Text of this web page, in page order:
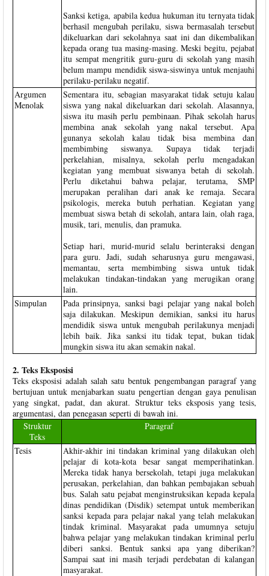
Sanksi ketiga, apabila kedua hukuman itu ternyata tidak
berhasil mengubah perilaku, siswa bermasalah tersebut
dikeluarkan dari sekolahnya saat ini dan dikembalikan
kepada orang tua masing-masing. Meski begitu, pejabat
itu sempat mengritik guru-guru di sekolah yang masih
belum mampu mendidik siswa-siswinya untuk menjauhi
perilaku-perilaku negatif.
Argumen
Menolak
Sementara itu, sebagian masyarakat tidak setuju kalau
siswa yang nakal dikeluarkan dari sekolah. Alasannya,
siswa itu masih perlu pembinaan. Pihak sekolah harus
membina anak sekolah yang nakal tersebut. Apa
gunanya sekolah kalau tidak bisa membina dan
membimbing siswanya. Supaya tidak terjadi
perkelahian, misalnya, sekolah perlu mengadakan
kegiatan yang membuat siswanya betah di sekolah.
Perlu diketahui bahwa pelajar, terutama, SMP
merupakan peralihan dari anak ke remaja. Secara
psikologis, mereka butuh perhatian. Kegiatan yang
membuat siswa betah di sekolah, antara lain, olah raga,
musik, tari, menulis, dan pramuka.
Setiap hari, murid-murid selalu berinteraksi dengan
para guru. Jadi, sudah seharusnya guru mengawasi,
memantau, serta membimbing siswa untuk tidak
melakukan tindakan-tindakan yang merugikan orang
lain.
Simpulan
Pada prinsipnya, sanksi bagi pelajar yang nakal boleh
saja dilakukan. Meskipun demikian, sanksi itu harus
mendidik siswa untuk mengubah perilakunya menjadi
lebih baik. Jika sanksi itu tidak tepat, bukan tidak
mungkin siswa itu akan semakin nakal.
2. Teks Eksposisi
Teks eksposisi adalah salah satu bentuk pengembangan paragraf yang
bertujuan untuk menjabarkan suatu pengertian dengan gaya penulisan
yang singkat, padat, dan akurat. Struktur teks eksposis yang tesis,
argumentasi, dan penegasan seperti di bawah ini.
Struktur
Teks
Paragraf
Tesis
Akhir-akhir ini tindakan kriminal yang dilakukan oleh
pelajar di kota-kota besar sangat memperihatinkan.
Mereka tidak hanya bersekolah, tetapi juga melakukan
perusakan, perkelahian, dan bahkan pembajakan sebuah
bus. Salah satu pejabat menginstruksikan kepada kepala
dinas pendidikan (Disdik) setempat untuk memberikan
sanksi kepada para pelajar nakal yang telah melakukan
tindak kriminal. Masyarakat pada umumnya setuju
bahwa pelajar yang melakukan tindakan kriminal perlu
diberi sanksi. Bentuk sanksi apa yang diberikan?
Sampai saat ini masih terjadi perdebatan di kalangan
masyarakat.